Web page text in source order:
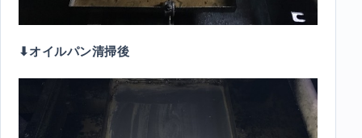
⬇︎オイルパン清掃後